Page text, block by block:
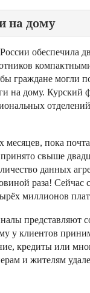
на дому
обеспечила
граждане могли
на дому. Курский
месяцев, пока
свыше
данных
раза! Сейчас
миллионов
представляют
у клиентов
кредиты или
и жителям